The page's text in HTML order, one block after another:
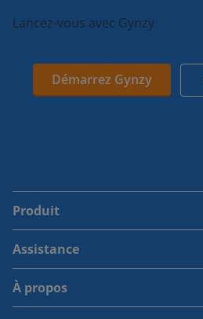
Lancez-vous avec Gynzy
Démarrez Gynzy
Produit
Assistance
À propos